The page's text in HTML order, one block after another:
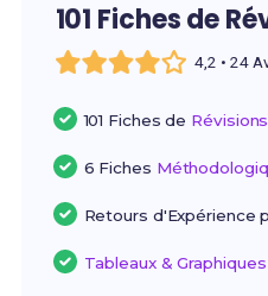
101 Fiches de
4,2 • 24
101 Fiches de Révisions
6 Fiches
Retours d'Expérience
Tableaux & Graphiques